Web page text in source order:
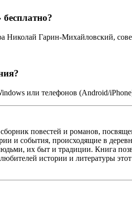
Николай Гарин-Михайловский,
или телефонов (Android/
повестей и романов,
и события, происходящие в
их быт и традиции. Книга
истории и литературы